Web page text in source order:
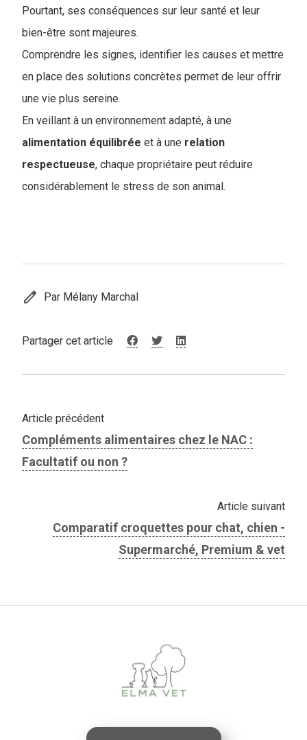
Pourtant, ses conséquences sur leur santé et leur
bien-être sont majeures.
Comprendre les signes, identifier les causes et mettre
en place des solutions concrètes permet de leur offrir
une vie plus sereine.
En veillant à un environnement adapté, à une
alimentation équilibrée et à une relation
respectueuse, chaque propriétaire peut réduire
considérablement le stress de son animal.
edit Par Mélany Marchal
Partager cet article
Article précédent
Compléments alimentaires chez le NAC :
Facultatif ou non ?
Article suivant
Comparatif croquettes pour chat, chien -
Supermarché, Premium & vet